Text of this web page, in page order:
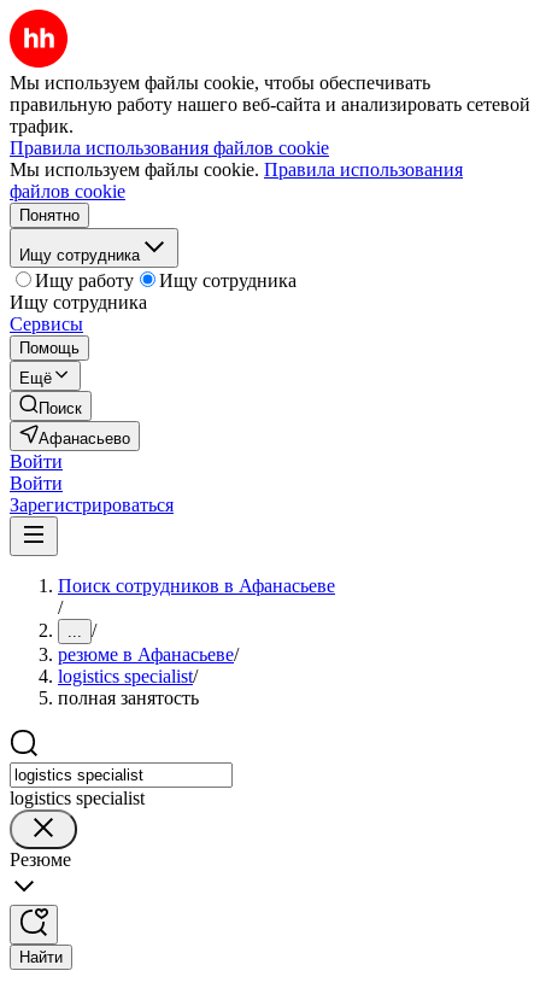
Мы используем файлы cookie, чтобы обеспечивать
правильную работу нашего веб-сайта и анализировать сетевой
трафик.
Правила использования файлов cookie
Мы используем файлы cookie. Правила использования
файлов cookie
Понятно
Ищу сотрудника
Ищу работу
Ищу сотрудника
Ищу сотрудника
Сервисы
Помощь
Ещё
Поиск
Афанасьево
Войти
Войти
Зарегистрироваться
Поиск сотрудников в Афанасьеве
/
... /
резюме в Афанасьеве/
logistics specialist/
полная занятость
logistics specialist
Резюме
Найти